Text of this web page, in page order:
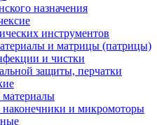
назначения
инструментов
и матрицы (патрицы)
и чистки
защиты, перчатки
материалы
наконечники и микромоторы